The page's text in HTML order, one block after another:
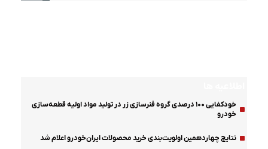
خودکفایی ۱۰۰ درصدی گروه فنرسازی زر در تولید مواد اولیه قطعه‌سازی
خودرو
نتایج چهاردهمین اولویت‌بندی خرید محصولات ایران‌خودرو اعلام شد